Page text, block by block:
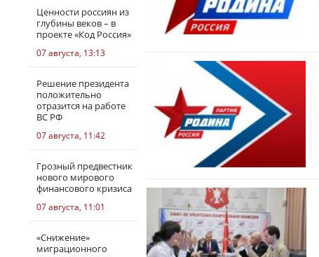
Ценности россиян из
глубины веков – в
проекте «Код Россия»
07 августа, 13:13
Решение президента
положительно
отразится на работе
ВС РФ
07 августа, 11:42
Грозный предвестник
нового мирового
финансового кризиса
07 августа, 11:01
«Снижение»
миграционного